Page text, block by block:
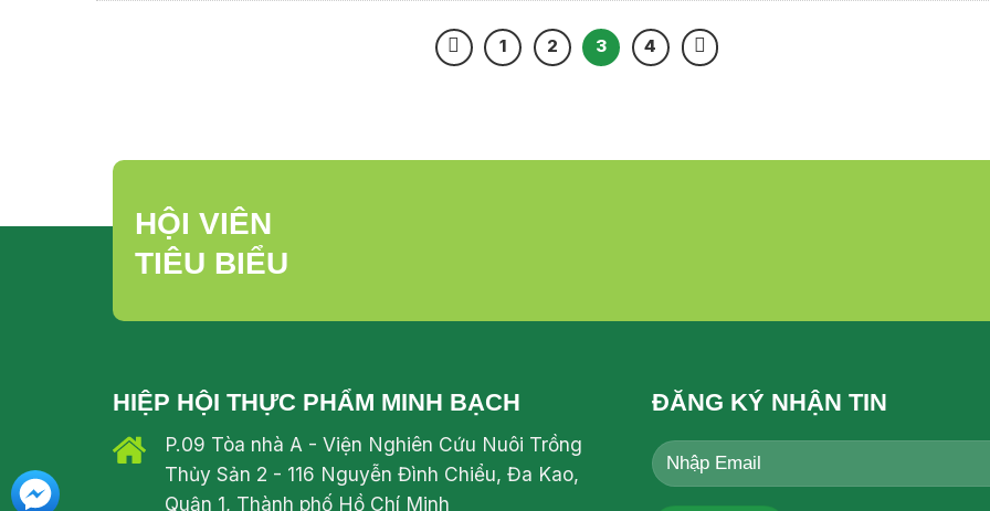
1 2 3 4
HỘI VIÊN
TIÊU BIỂU
HIỆP HỘI THỰC PHẨM MINH BẠCH
P.09 Tòa nhà A - Viện Nghiên Cứu Nuôi Trồng
Thủy Sản 2 - 116 Nguyễn Đình Chiểu, Đa Kao,
Quận 1, Thành phố Hồ Chí Minh
ĐĂNG KÝ NHẬN TIN